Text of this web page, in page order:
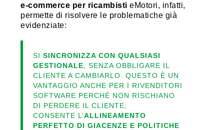
e-commerce per ricambisti eMotori, infatti,
permette di risolvere le problematiche già
evidenziate:
SI SINCRONIZZA CON QUALSIASI
GESTIONALE , SENZA OBBLIGARE IL
CLIENTE A CAMBIARLO. QUESTO È UN
VANTAGGIO ANCHE PER I RIVENDITORI
SOFTWARE PERCHÉ NON RISCHIANO
DI PERDERE IL CLIENTE;
CONSENTE L’ALLINEAMENTO
PERFETTO DI GIACENZE E POLITICHE